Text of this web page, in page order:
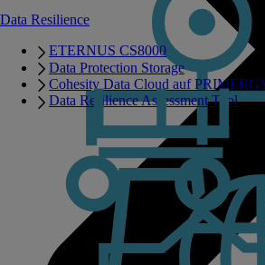
Data Resilience
ETERNUS CS8000
Data Protection Storage
Cohesity Data Cloud auf
Data Resilience Assessment Tool